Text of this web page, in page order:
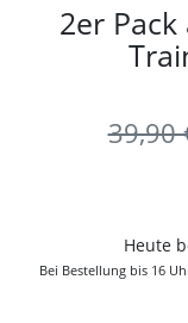
2er
39,90
Heute
Bei Bestellung bis 16